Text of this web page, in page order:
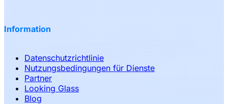
Information
Datenschutzrichtlinie
Nutzungsbedingungen für Dienste
Partner
Looking Glass
Blog